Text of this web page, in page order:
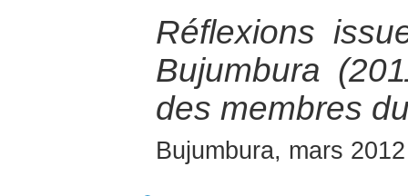
Réflexions
Bujumbura
des membres
Bujumbura, mars 2012